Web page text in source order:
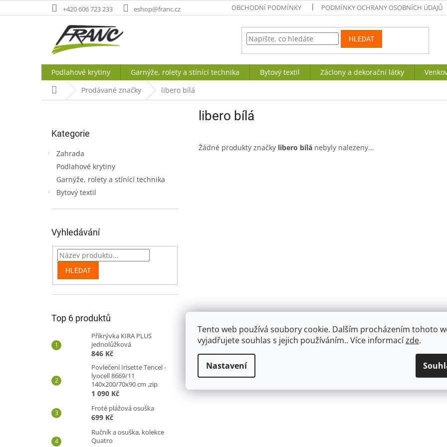
Tento web používá soubory cookie. Dalším procházením tohoto
vyjadřujete souhlas s jejich používáním.. Více informacízde.
Nastavení
na
+420 606 723 233 eshop@franc.cz OBCHODNÍ PODMÍNKY PODMÍNKY OCHRANY OSOBNÍCH ÚDAJŮ
HLEDAT
Podlahové krytiny Garnýže, rolety a stínící technika Bytový textil Záclony a dekorační látky
Domů Prodávané značky libero bílá
kategorie
Kategorie
Zahrada
Podlahové krytiny
Garnýže, rolety a stínící technika
Bytový textil
Vyhledávání
HLEDAT
Top 6 produktů
Přikrývka KIRA PLUS
jednolůžková
846 Kč
Povlečení Irisette Tencel -
lyocell 8669/11
140x200/70x90 cm ,zip
1 090 Kč
Froté plážová osuška
699 Kč
Ručník a osuška, kolekce
Quatro
libero bílá
Žádné produkty značky libero bílá nebyly nalezeny...